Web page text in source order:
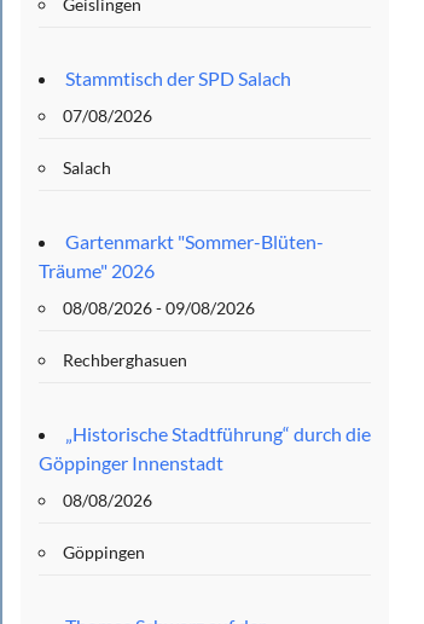
Geislingen
Stammtisch der SPD Salach
07/08/2026
Salach
Gartenmarkt "Sommer-Blüten-
Träume" 2026
08/08/2026 - 09/08/2026
Rechberghasuen
„Historische Stadtführung“ durch die
Göppinger Innenstadt
08/08/2026
Göppingen